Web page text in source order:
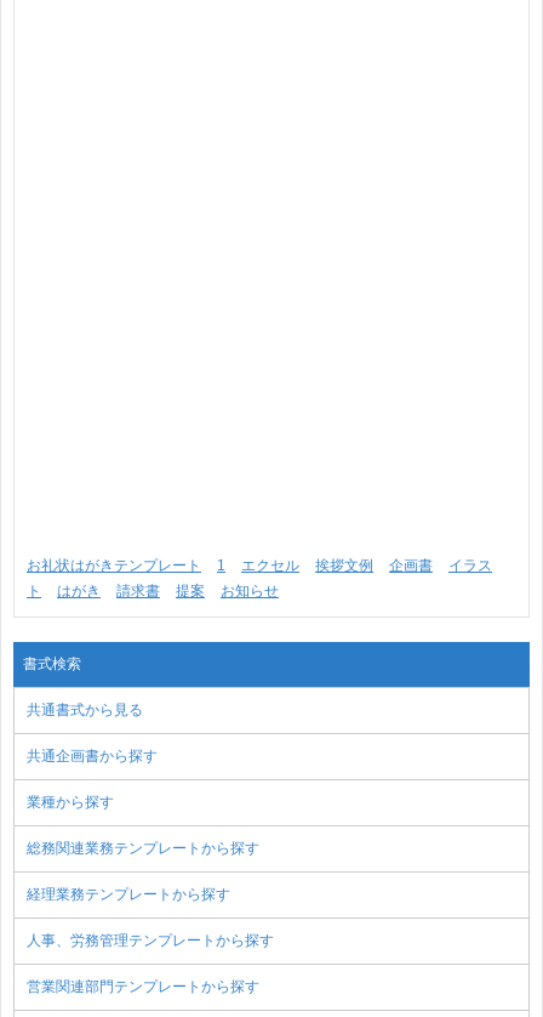
お礼状はがきテンプレート 1 エクセル 挨拶文例 企画書
イラス
ト
はがき 請求書 提案 お知らせ
書式検索
共通書式から見る
共通企画書から探す
業種から探す
総務関連業務テンプレートから探す
経理業務テンプレートから探す
人事、労務管理テンプレートから探す
営業関連部門テンプレートから探す